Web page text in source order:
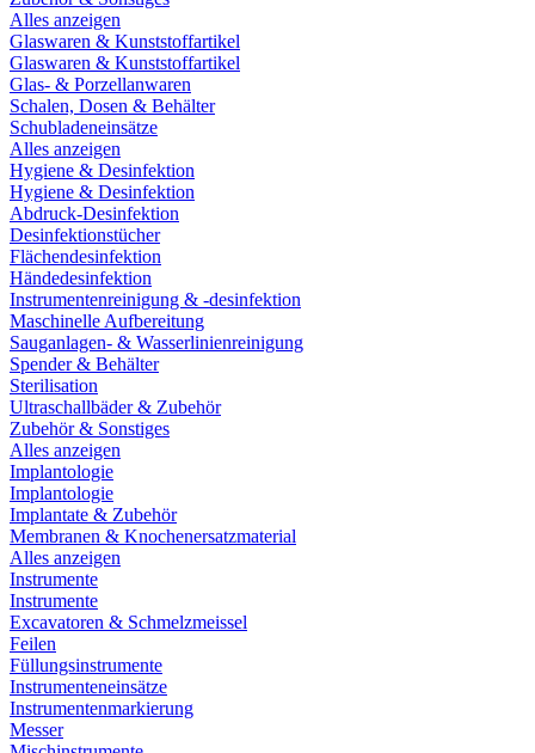
Alles anzeigen
Glaswaren & Kunststoffartikel
Glaswaren & Kunststoffartikel
Glas- & Porzellanwaren
Schalen, Dosen & Behälter
Schubladeneinsätze
Alles anzeigen
Hygiene & Desinfektion
Hygiene & Desinfektion
Abdruck-Desinfektion
Desinfektionstücher
Flächendesinfektion
Händedesinfektion
Instrumentenreinigung & -desinfektion
Maschinelle Aufbereitung
Sauganlagen- & Wasserlinienreinigung
Spender & Behälter
Sterilisation
Ultraschallbäder & Zubehör
Zubehör & Sonstiges
Alles anzeigen
Implantologie
Implantologie
Implantate & Zubehör
Membranen & Knochenersatzmaterial
Alles anzeigen
Instrumente
Instrumente
Excavatoren & Schmelzmeissel
Feilen
Füllungsinstrumente
Instrumenteneinsätze
Instrumentenmarkierung
Messer